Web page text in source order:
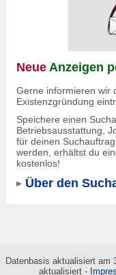
Neue Anzeigen
Gerne informieren wir
Existenzgründung
Speichere einen
Betriebsausstattung,
für deinen
werden, erhältst du
kostenlos!
Über den
Datenbasis aktualisiert am
aktualisiert -